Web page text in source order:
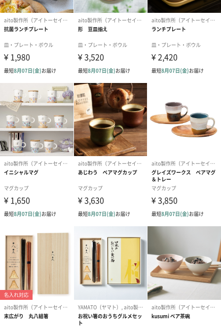
大切にしている3つのこと
「仕立てる」…暮らしを愉しく仕立てていくお手伝いができるも
の
「ちょっと」…ちょっと便利、ちょっと使いやすい、ちょっとし
た工夫があるもの
「ときめき」…使うのが楽しみになる、心が弾む、使いたくなる
もの
3つの思いをこめてものづくりをしています。
商品詳細情報
原材料
ボウル：磁器（美濃焼）
セット内容
マグ410ml×2
スプーン×2
本体重量
外装含めた全
体重量
外装の形状
直方体紙箱（トムソン箱）
外装サイズ
縦250mm×横120mm×奥行100mm
製造国
ボウル：日本製
スプーン：中国製